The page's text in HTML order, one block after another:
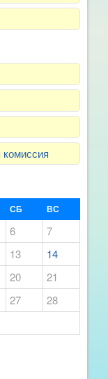
комиссия
СБ ВС
6
7
13
14
20
21
27
28